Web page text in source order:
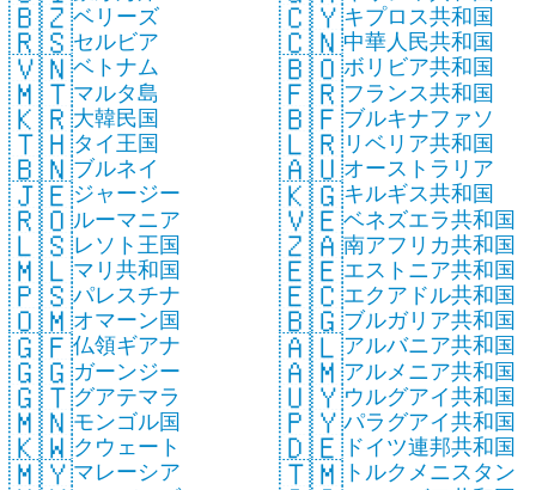
🇧🇿ベリーズ
🇷🇸セルビア
🇻🇳ベトナム
🇲🇹マルタ島
🇰🇷大韓民国
🇹🇭タイ王国
🇧🇳ブルネイ
🇯🇪ジャージー
🇷🇴ルーマニア
🇱🇸レソト王国
🇲🇱マリ共和国
🇵🇸パレスチナ
🇴🇲オマーン国
🇬🇫仏領ギアナ
🇬🇬ガーンジー
🇬🇹グアテマラ
🇲🇳モンゴル国
🇰🇼クウェート
🇲🇾マレーシア
🇨🇾キプロス共和国
🇨🇳中華人民共和国
🇧🇴ボリビア共和国
🇫🇷フランス共和国
🇧🇫ブルキナファソ
🇱🇷リベリア共和国
🇦🇺オーストラリア
🇰🇬キルギス共和国
🇻🇪ベネズエラ共和国
🇿🇦南アフリカ共和国
🇪🇪エストニア共和国
🇪🇨エクアドル共和国
🇧🇬ブルガリア共和国
🇦🇱アルバニア共和国
🇦🇲アルメニア共和国
🇺🇾ウルグアイ共和国
🇵🇾パラグアイ共和国
🇩🇪 ドイツ連邦共和国
🇹🇲 トルクメニスタン